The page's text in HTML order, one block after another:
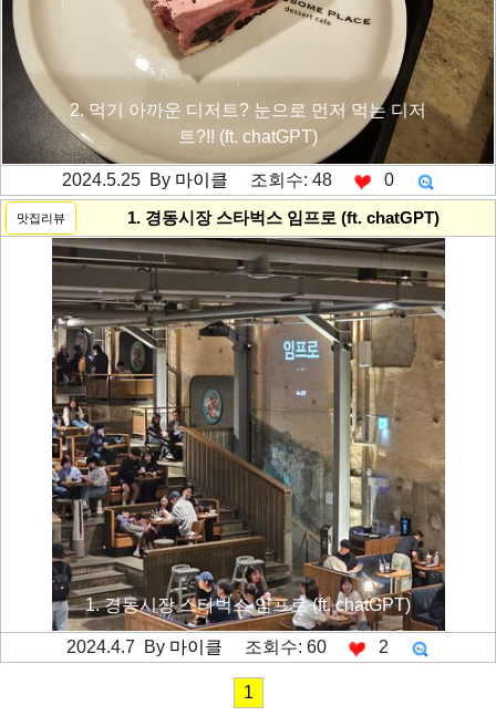
2. 먹기 아까운 디저트? 눈으로 먼저 먹는 디저
트?!! (ft. chatGPT)
2024.5.25 By 마이클 조회수: 48 0
맛집리뷰 1. 경동시장 스타벅스 임프로 (ft. chatGPT)
1. 경동시장 스타벅스 임프로 (ft. chatGPT)
2024.4.7 By 마이클 조회수: 60 2
1